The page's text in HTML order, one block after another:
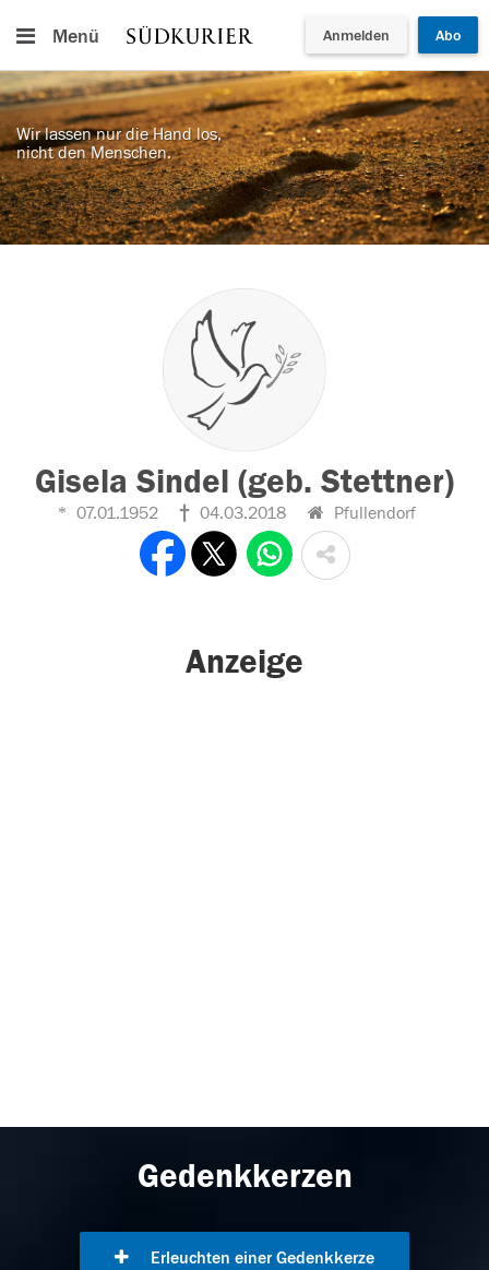
Menü Anmelden Abo
Wir lassen nur die Hand los,
nicht den Menschen.
Gisela Sindel (geb. Stettner)
07.01.1952 04.03.2018 Pfullendorf
Anzeige
Gedenkkerzen
Erleuchten einer Gedenkkerze